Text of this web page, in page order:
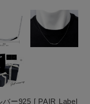
ー925 [ PAIR Label